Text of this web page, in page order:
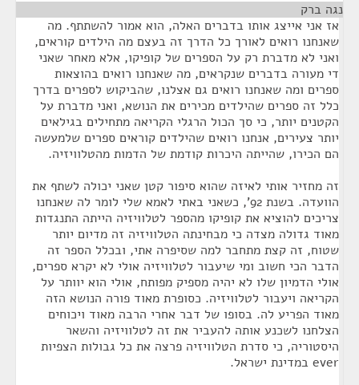
נגה ברק
אז אני אייצג אותו בדברים האלה, הוא אמור להשתתף. מה
שאנחנו רואים לאורך כל הדרך זה בעצם מה הילדים קוראים,
ואני לא מדברת רק על הספרים של קופיקו, אלא מאחר שאני
די מעורה בדברים שנקראים, מה שאנחנו רואים בהוצאות
ספרים ומה שאנחנו רואים גם אצלנו, שהביקוש לספרים בדרך
כלל זה ספרים שהילדים מכירים את הנושא, ואני מדברת על
הקטנים יותר, כי סך הכול הרגלי הקריאה מתחילים בגילאים
יותר צעירים, אנחנו רואים שהילדים קוראים ספרים שלמעשה
הם הכירו, שהייתה היכרות קודמת של הדמות מהטלוויזיה.
זה מחזיר אותי לאיזה שהוא סיפור קטן שאני יכולה לשתף את
הוועדה. בשנת 92', כשאני באתי לאמא שלי לומר לה שאנחנו
צריכים להוציא את קופיקו מהספר לטלוויזיה הייתה התנגדות
מאוד גדולה מצדה כי מבחינתה הטלוויזיה זה מדיום יותר
שטוח, זה קצת מתחבר למה שסיפרה אתי, ובכלל הספר זה
הדבר הכי חשוב ומי שיעבור לטלוויזיה אולי לא יקרא ספרים,
אולי הדמיון שלו לא יהיה מספיק מפותח, אולי הוא יוותר על
הקריאה ויעבור לטלוויזיה. כסופרת מאוד פורה הנושא הזה
מאוד הפריע לה. בסופו של דבר אחרי הרבה מאוד ויכוחים
הצלחנו לשכנע אותה להעביר את זה לטלוויזיה והשאר
היסטוריה, כי סדרת הטלוויזיה פרצה את כל גבולות הצפיות
ever במדינת ישראל.